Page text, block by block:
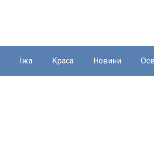
Їжа Краса Новини